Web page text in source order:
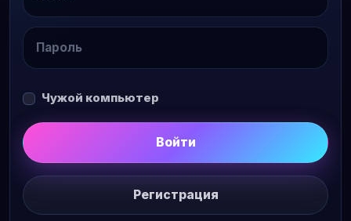
Чужой компьютер
Войти
Регистрация